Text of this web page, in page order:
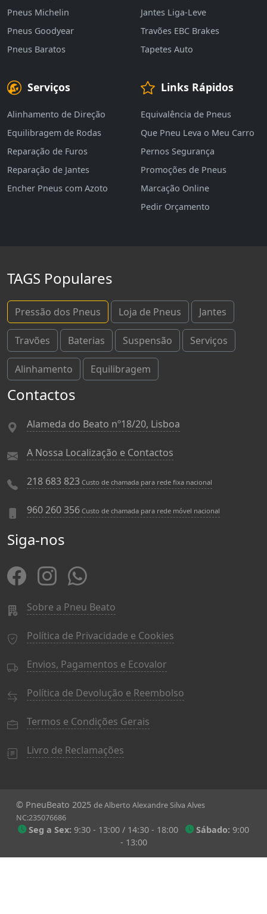
Pneus Michelin
Pneus Goodyear
Pneus Baratos
Jantes Liga-Leve
Travões EBC Brakes
Tapetes Auto
Serviços
Alinhamento de Direção
Equilibragem de Rodas
Reparação de Furos
Reparação de Jantes
Encher Pneus com Azoto
Links Rápidos
Equivalência de Pneus
Que Pneu Leva o Meu Carro
Pernos Segurança
Promoções de Pneus
Marcação Online
Pedir Orçamento
TAGS Populares
Pressão dos Pneus Loja de Pneus Jantes
Travões Baterias Suspensão Serviços
Alinhamento Equilibragem
Contactos
Alameda do Beato nº18/20, Lisboa
A Nossa Localização e Contactos
218 683 823 Custo de chamada para rede fixa nacional
960 260 356 Custo de chamada para rede móvel nacional
Siga-nos
Sobre a Pneu Beato
Política de Privacidade e Cookies
Envios, Pagamentos e Ecovalor
Política de Devolução e Reembolso
Termos e Condições Gerais
Livro de Reclamações
© PneuBeato 2025 de Alberto Alexandre Silva Alves
NC:235076686
Seg a Sex: 9:30 - 13:00 / 14:30 - 18:00 Sábado: 9:00
- 13:00